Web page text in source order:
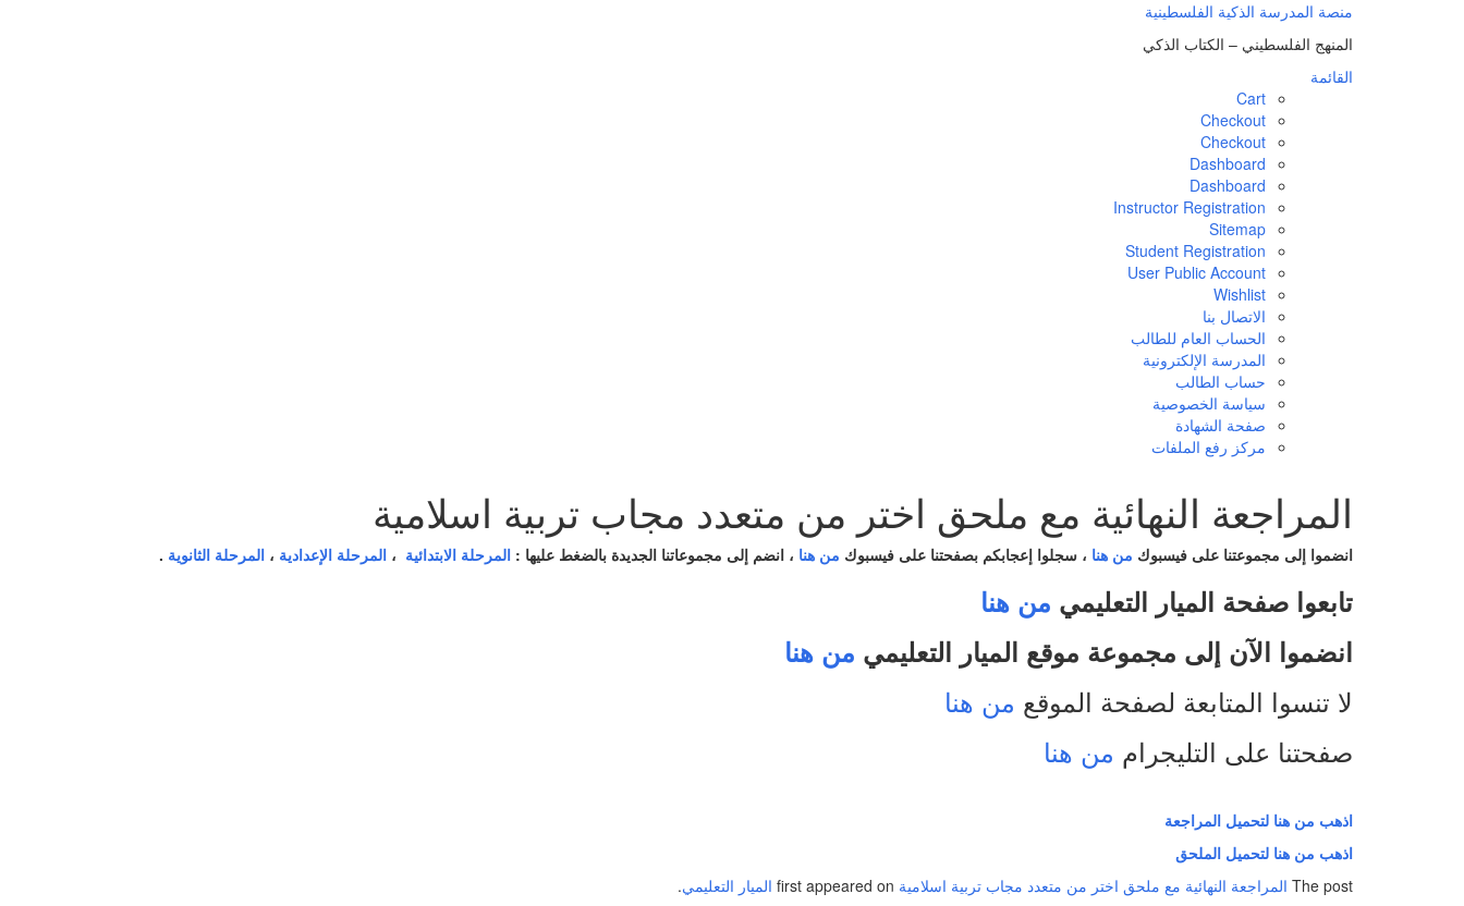
منصة المدرسة الذكية الفلسطينية
المنهج الفلسطيني – الكتاب الذكي
القائمة
Cart
Checkout
Checkout
Dashboard
Dashboard
Instructor Registration
Sitemap
Student Registration
User Public Account
Wishlist
الاتصال بنا
الحساب العام للطالب
المدرسة الإلكترونية
حساب الطالب
سياسة الخصوصية
صفحة الشهادة
مركز رفع الملفات
المراجعة النهائية مع ملحق اختر من متعدد مجاب تربية اسلامية
انضموا إلى مجموعتنا على فيسبوك من هنا ، سجلوا إعجابكم بصفحتنا على فيسبوك من هنا ، انضم إلى مجموعاتنا الجديدة بالضغط عليها : المرحلة الابتدائية ، المرحلة الإعدادية ، المرحلة الثانوية .
تابعوا صفحة الميار التعليمي من هنا
انضموا الآن إلى مجموعة موقع الميار التعليمي من هنا
لا تنسوا المتابعة لصفحة الموقع من هنا
صفحتنا على التليجرام من هنا
اذهب من هنا لتحميل المراجعة
اذهب من هنا لتحميل الملحق
The post المراجعة النهائية مع ملحق اختر من متعدد مجاب تربية اسلامية الميار التعليمي.